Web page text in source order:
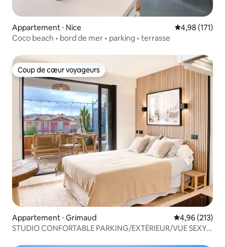
Appartement ⋅ Nice Évaluation
4,98 (171)
Coco beach • bord de mer • parking • terrasse
Coup de cœur voyageurs
Coup de cœur voyageurs
Appartement ⋅ Grimaud Évaluation
4,96 (213)
STUDIO CONFORTABLE PARKING/EXTÉRIEUR/VUE SEXY